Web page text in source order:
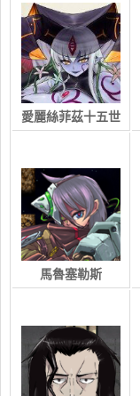
愛麗絲菲茲十五世
馬魯塞勒斯